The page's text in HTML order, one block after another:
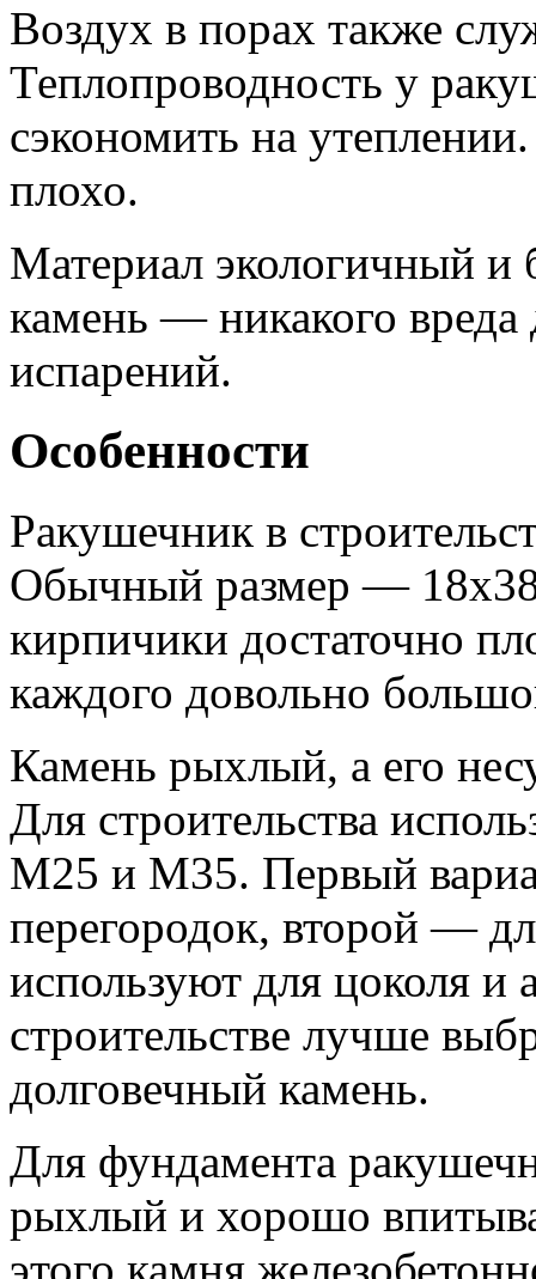
Воздух в порах также
Теплопроводность у
сэкономить на
плохо.
Материал экологичный
камень — никакого вреда
испарений.
Особенности
Ракушечник в
Обычный размер —
кирпичики достаточно
каждого довольно
Камень рыхлый, а его
Для строительства
М25 и М35. Первый
перегородок, второй —
используют для цоколя
строительстве лучше
долговечный камень.
Для фундамента
рыхлый и хорошо
этого камня